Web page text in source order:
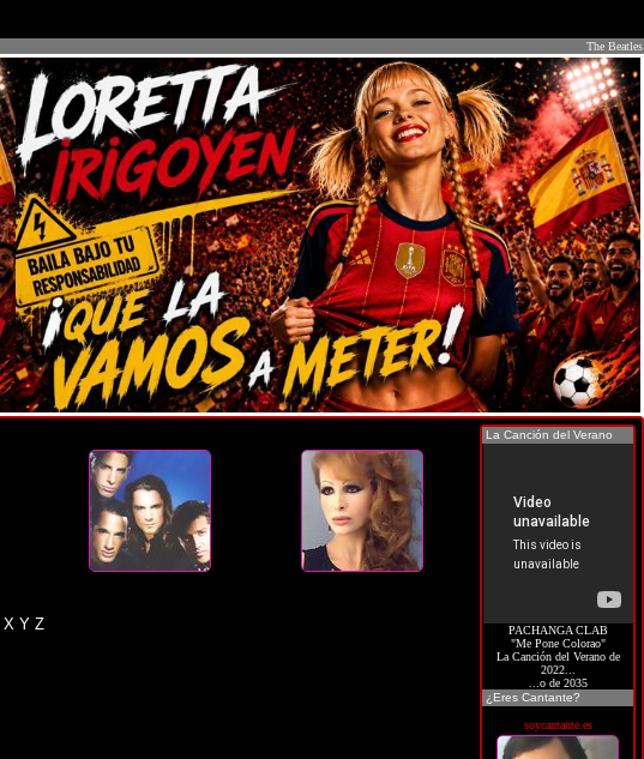
The Beatles
X Y Z
La Canción del Verano
PACHANGA CLAB
"Me Pone Colorao"
La Canción del Verano de
2022...
...o de 2035
¿Eres Cantante?
soycantante.es